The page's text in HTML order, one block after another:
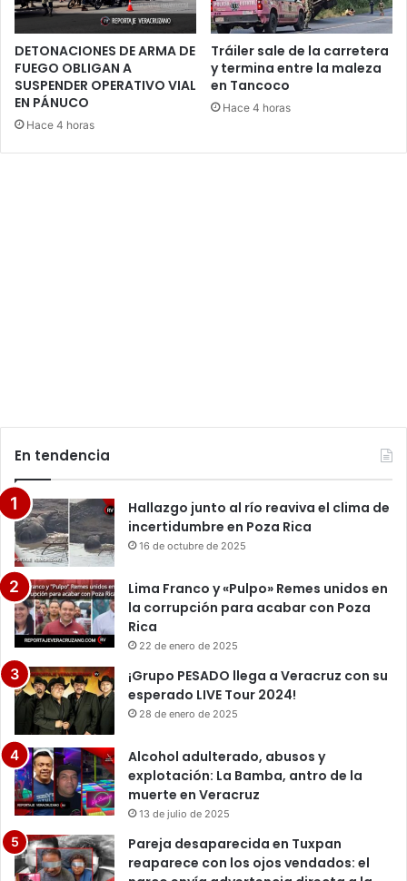
DETONACIONES DE ARMA DE
FUEGO OBLIGAN A
SUSPENDER OPERATIVO VIAL
EN PÁNUCO
Hace 4 horas
Tráiler sale de la carretera
y termina entre la maleza
en Tancoco
Hace 4 horas
En tendencia
Hallazgo junto al río reaviva el clima de
incertidumbre en Poza Rica
16 de octubre de 2025
Lima Franco y «Pulpo» Remes unidos en
la corrupción para acabar con Poza
Rica
22 de enero de 2025
¡Grupo PESADO llega a Veracruz con su
esperado LIVE Tour 2024!
28 de enero de 2025
Alcohol adulterado, abusos y
explotación: La Bamba, antro de la
muerte en Veracruz
13 de julio de 2025
Pareja desaparecida en Tuxpan
reaparece con los ojos vendados: el